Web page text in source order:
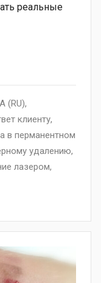
реальные
(RU),
клиенту,
в перманентном
удалению,
лазером,